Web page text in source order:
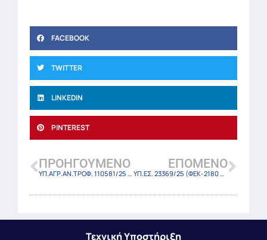
FACEBOOK
TWITTER
LINKEDIN
PINTEREST
ΠΡΟΗΓΟΎΜΕΝΟ
ΥΠ.ΑΓΡ.ΑΝ.ΤΡΟΦ. 110581/25 (ΦΕΚ-2161 Β/6-5-25)
ΕΠΌΜΕΝΟ
ΥΠ.ΕΣ. 23369/25 (ΦΕΚ-2180 Β/6-5-25)
Τεχνική Υποστήριξη